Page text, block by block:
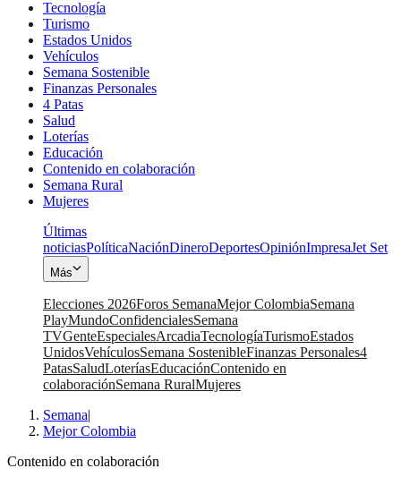
Tecnología
Turismo
Estados Unidos
Vehículos
Semana Sostenible
Finanzas Personales
4 Patas
Salud
Loterías
Educación
Contenido en colaboración
Semana Rural
Mujeres
Últimas
noticiasPolíticaNaciónDineroDeportesOpiniónImpresaJet Set
Más
Elecciones 2026Foros SemanaMejor ColombiaSemana
PlayMundoConfidencialesSemana
TVGenteEspecialesArcadiaTecnologíaTurismoEstados
UnidosVehículosSemana SostenibleFinanzas Personales4
PatasSaludLoteríasEducaciónContenido en
colaboraciónSemana RuralMujeres
Semana|
Mejor Colombia
Contenido en colaboración